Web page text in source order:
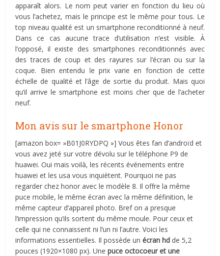
apparaît alors. Le nom peut varier en fonction du lieu où
vous l’achetez, mais le principe est le même pour tous. Le
top niveau qualité est un smartphone reconditionné à neuf.
Dans ce cas aucune trace d’utilisation n’est visible. À
l’opposé, il existe des smartphones reconditionnés avec
des traces de coup et des rayures sur l’écran ou sur la
coque. Bien entendu le prix varie en fonction de cette
échelle de qualité et l’âge de sortie du produit. Mais quoi
qu’il arrive le smartphone est moins cher que de l’acheter
neuf.
Mon avis sur le smartphone Honor
[amazon box= »B01J0RYDPQ »] Vous êtes fan d’androïd et
vous avez jeté sur votre dévolu sur le téléphone P9 de
huawei. Oui mais voilà, les récents événements entre
huawei et les usa vous inquiètent. Pourquoi ne pas
regarder chez honor avec le modèle 8. Il offre la même
puce mobile, le même écran avec la même définition, le
même capteur d’appareil photo. Bref on a presque
l’impression qu’ils sortent du même moule. Pour ceux et
celle qui ne connaissent ni l’un ni l’autre. Voici les
informations essentielles. Il possède unécran hd de 5,2
pouces (1920×1080 px). Unepuce octocoeur et une